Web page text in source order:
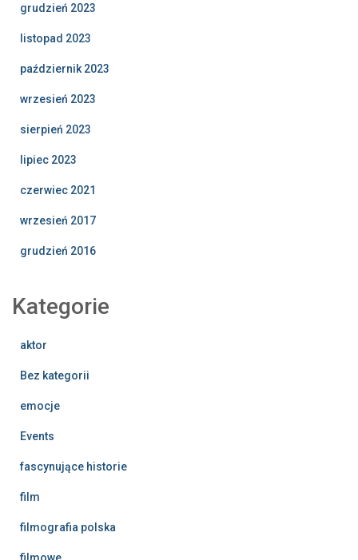
grudzień 2023
listopad 2023
październik 2023
wrzesień 2023
sierpień 2023
lipiec 2023
czerwiec 2021
wrzesień 2017
grudzień 2016
Kategorie
aktor
Bez kategorii
emocje
Events
fascynujące historie
film
filmografia polska
filmowe